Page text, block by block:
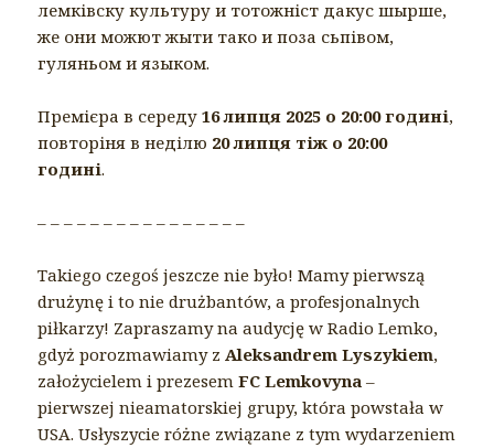
лемківску культуру и тотожніст дакус шырше,
же они можют жыти тако и поза сьпівом,
гуляньом и языком.
Премієра в середу16 липця 2025 о 20:00 годині,
повторіня в неділю 20 липця тіж о 20:00
годині.
– – – – – – – – – – – – – – – –
Takiego czegoś jeszcze nie było! Mamy pierwszą
drużynę i to nie drużbantów, a profesjonalnych
piłkarzy! Zapraszamy na audycję w Radio Lemko,
gdyż porozmawiamy zAleksandrem Lyszykiem,
założycielem i prezesemFC Lemkovyna –
pierwszej nieamatorskiej grupy, która powstała w
USA. Usłyszycie różne związane z tym wydarzeniem